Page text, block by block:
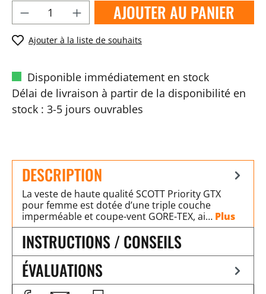
AJOUTER AU PANIER
Ajouter à la liste de souhaits
Disponible immédiatement en stock
Délai de livraison à partir de la disponibilité en
stock : 3-5 jours ouvrables
DESCRIPTION
La veste de haute qualité SCOTT Priority GTX
pour femme est dotée d’une triple couche
imperméable et coupe-vent GORE-TEX, ai… Plus
INSTRUCTIONS / CONSEILS
ÉVALUATIONS